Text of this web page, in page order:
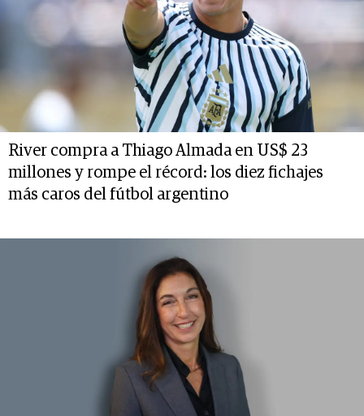
River compra a Thiago Almada en US$ 23
millones y rompe el récord: los diez fichajes
más caros del fútbol argentino